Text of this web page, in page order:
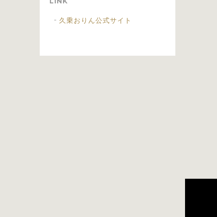
久乗おりん公式サイト